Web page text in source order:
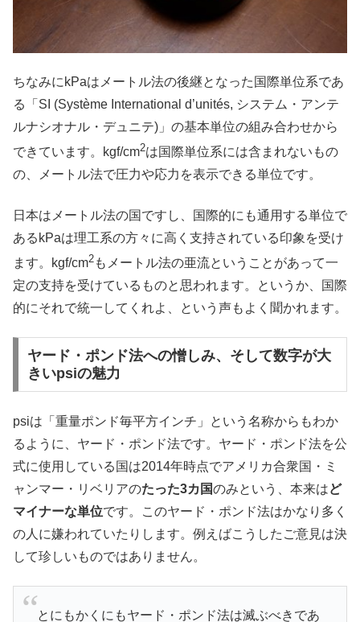
ちなみにkPaはメートル法の後継となった国際単位系であ
る「SI (Système International d’unités, システム・アンテ
ルナシオナル・デュニテ)」の基本単位の組み合わせから
できています。kgf/cm2は国際単位系には含まれないもの
の、メートル法で圧力や応力を表示できる単位です。
日本はメートル法の国ですし、国際的にも通用する単位で
あるkPaは理工系の方々に高く支持されている印象を受け
ます。kgf/cm2 もメートル法の亜流ということがあって一
定の支持を受けているものと思われます。というか、国際
的にそれで統一してくれよ、という声もよく聞かれます。
ヤード・ポンド法への憎しみ、そして数字が大
きいpsiの魅力
psiは「重量ポンド毎平方インチ」という名称からもわか
るように、ヤード・ポンド法です。ヤード・ポンド法を公
式に使用している国は2014年時点でアメリカ合衆国・ミ
ャンマー・リベリアのたった3カ国のみという、本来はど
マイナーな単位です。このヤード・ポンド法はかなり多く
の人に嫌われていたりします。例えばこうしたご意見は決
して珍しいものではありません。
とにもかくにもヤード・ポンド法は滅ぶべきであ